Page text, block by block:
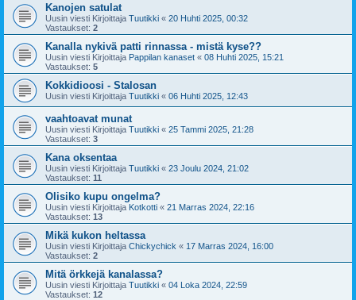
Kanojen satulat
Uusin viesti Kirjoittaja Tuutikki « 20 Huhti 2025, 00:32
Vastaukset: 2
Kanalla nykivä patti rinnassa - mistä kyse??
Uusin viesti Kirjoittaja Pappilan kanaset « 08 Huhti 2025, 15:21
Vastaukset: 5
Kokkidioosi - Stalosan
Uusin viesti Kirjoittaja Tuutikki « 06 Huhti 2025, 12:43
vaahtoavat munat
Uusin viesti Kirjoittaja Tuutikki « 25 Tammi 2025, 21:28
Vastaukset: 3
Kana oksentaa
Uusin viesti Kirjoittaja Tuutikki « 23 Joulu 2024, 21:02
Vastaukset: 11
Olisiko kupu ongelma?
Uusin viesti Kirjoittaja Kotkotti « 21 Marras 2024, 22:16
Vastaukset: 13
Mikä kukon heltassa
Uusin viesti Kirjoittaja Chickychick « 17 Marras 2024, 16:00
Vastaukset: 2
Mitä örkkejä kanalassa?
Uusin viesti Kirjoittaja Tuutikki « 04 Loka 2024, 22:59
Vastaukset: 12